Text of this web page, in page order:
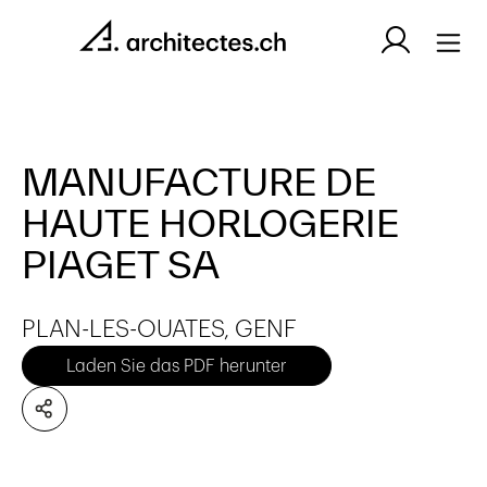
MANUFACTURE DE
HAUTE HORLOGERIE
PIAGET SA
PLAN-LES-OUATES, GENF
Laden Sie das PDF herunter